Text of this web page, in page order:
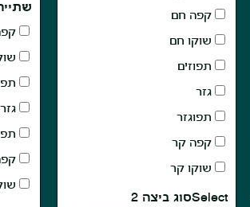
קפה חם
שוקו חם
תפוזים
גזר
תפוגזר
קפה קר
שוקו קר
Selectסוג ביצה 2
שתייה
גזר